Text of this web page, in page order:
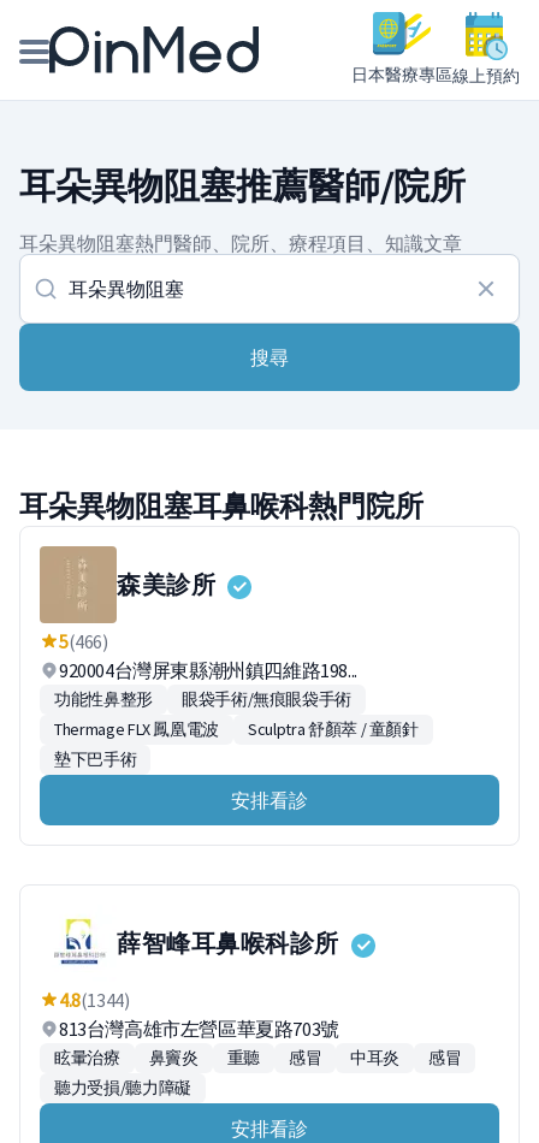
日本醫療專區線上預約
醫師專欄專訪
健康主題館
我是醫療人員
耳朵異物阻塞推薦醫師/院所
耳朵異物阻塞熱門醫師、院所、療程項目、知識文章
搜尋
耳朵異物阻塞耳鼻喉科熱門院所
森美診所
5(466)
920004台灣屏東縣潮州鎮四維路198...
功能性鼻整形
眼袋手術/無痕眼袋手術
Thermage FLX 鳳凰電波
Sculptra 舒顏萃 / 童顏針
墊下巴手術
安排看診
薛智峰耳鼻喉科診所
4.8(1344)
813台灣高雄市左營區華夏路703號
眩暈治療 鼻竇炎 重聽 感冒 中耳炎
感冒
聽力受損/聽力障礙
安排看診